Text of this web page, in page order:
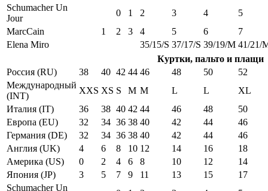
Schumacher Un
Jour
0 1 2 3 4
5
MarcCain
1 2 3 4 5 6
7
Elena Miro
35/15/S 37/17/S 39/19/M 41/21/
Куртки, пальто и плащи
Россия (RU)
38 40 42 44 46 48 50
52
Международный
(INT)
XXS XS S M M L L
XL
Италия (IT)
36 38 40 42 44 46 48
50
Европа (EU)
32 34 36 38 40 42 44
46
Германия (DE)
32 34 36 38 40 42 44
46
Англия (UK)
4 6 8 10 12 14 16
18
Америка (US)
0 2 4 6 8 10 12
14
Япония (JP)
3 5 7 9 11 13 15
17
Schumacher Un